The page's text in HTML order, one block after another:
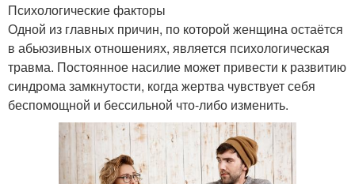
Психологические факторы
Одной из главных причин, по которой женщина остаётся
в абьюзивных отношениях, является психологическая
травма. Постоянное насилие может привести к развитию
синдрома замкнутости, когда жертва чувствует себя
беспомощной и бессильной что-либо изменить.